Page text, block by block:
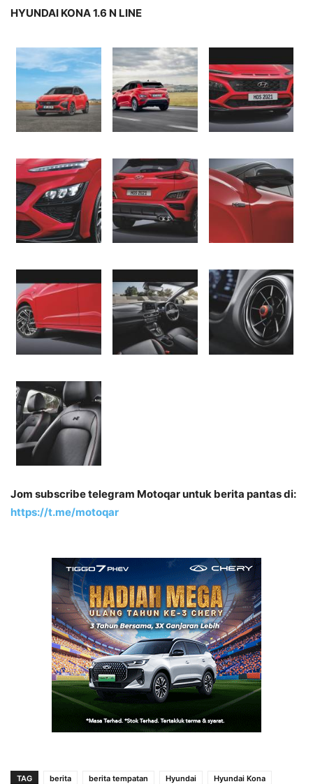
HYUNDAI KONA 1.6 N LINE
Jom subscribe telegram Motoqar untuk berita pantas di:
https://t.me/motoqar
TAG berita berita tempatan Hyundai
Hyundai Kona